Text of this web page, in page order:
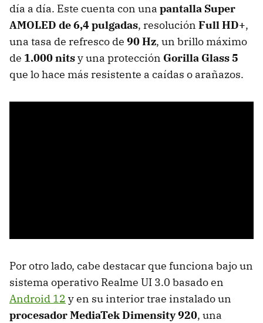
día a día. Este cuenta con una pantalla Super
AMOLED de 6,4 pulgadas, resolución Full HD+,
una tasa de refresco de 90 Hz, un brillo máximo
de 1.000 nitsy una protección Gorilla Glass 5
que lo hace más resistente a caídas o arañazos.
Por otro lado, cabe destacar que funciona bajo un
sistema operativo Realme UI 3.0 basado en
Android 12 y en su interior trae instalado un
procesador MediaTek Dimensity 920, una